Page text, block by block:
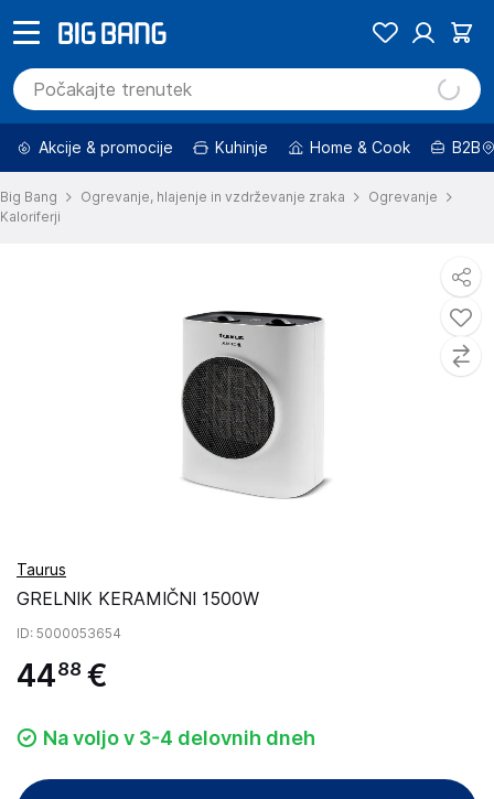
Akcije & promocije Kuhinje Home & Cook B2B
Big Bang Ogrevanje, hlajenje in vzdrževanje zraka
Ogrevanje
Kaloriferji
Taurus
GRELNIK KERAMIČNI 1500W
ID: 5000053654
4488 €
Na voljo v 3-4 delovnih dneh